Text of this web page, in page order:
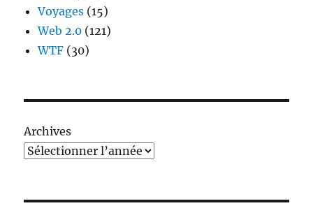
Voyages (15)
Web 2.0 (121)
WTF (30)
Archives